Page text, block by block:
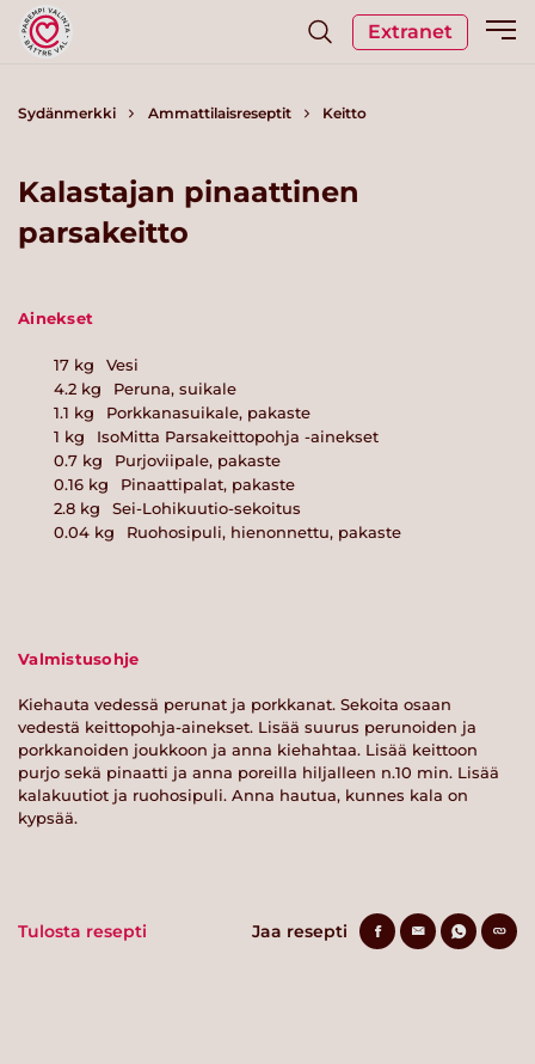
Extranet
Sydänmerkki Ammattilaisreseptit Keitto
Kalastajan pinaattinen
parsakeitto
Ainekset
17 kg
Vesi
4.2 kg
Peruna, suikale
1.1 kg
Porkkanasuikale, pakaste
1 kg
IsoMitta Parsakeittopohja -ainekset
0.7 kg
Purjoviipale, pakaste
0.16 kg
Pinaattipalat, pakaste
2.8 kg
Sei-Lohikuutio-sekoitus
0.04 kg Ruohosipuli, hienonnettu, pakaste
Valmistusohje
Kiehauta vedessä perunat ja porkkanat. Sekoita osaan
vedestä keittopohja-ainekset. Lisää suurus perunoiden ja
porkkanoiden joukkoon ja anna kiehahtaa. Lisää keittoon
purjo sekä pinaatti ja anna poreilla hiljalleen n.10 min. Lisää
kalakuutiot ja ruohosipuli. Anna hautua, kunnes kala on
kypsää.
Tulosta resepti Jaa resepti